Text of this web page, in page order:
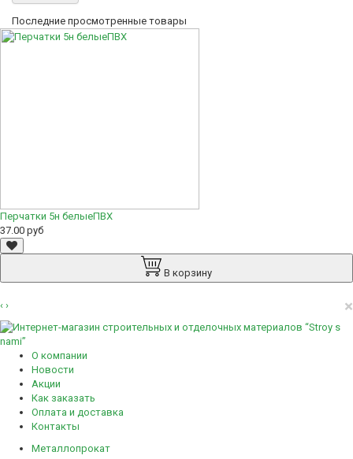
Последние просмотренные товары
Перчатки 5н белыеПВХ
37.00 руб
В корзину
‹ › ×
О компании
Новости
Акции
Как заказать
Оплата и доставка
Контакты
Металлопрокат